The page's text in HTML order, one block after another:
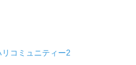
リコミュニティー2